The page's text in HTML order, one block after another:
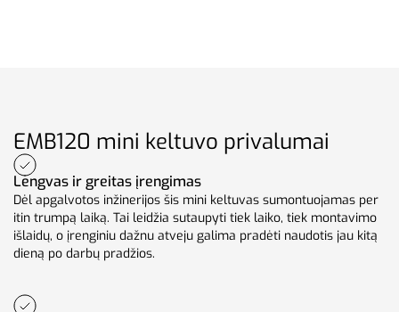
EMB120 mini keltuvo privalumai
Lengvas ir greitas įrengimas
Dėl apgalvotos inžinerijos šis mini keltuvas sumontuojamas per
itin trumpą laiką. Tai leidžia sutaupyti tiek laiko, tiek montavimo
išlaidų, o įrenginiu dažnu atveju galima pradėti naudotis jau kitą
dieną po darbų pradžios.